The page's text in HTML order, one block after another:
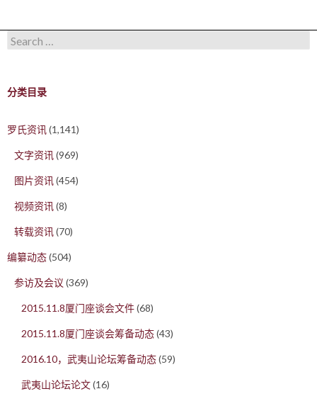
Search for:
分类目录
罗氏资讯(1,141)
文字资讯(969)
图片资讯(454)
视频资讯(8)
转载资讯(70)
编纂动态(504)
参访及会议 (369)
2015.11.8厦门座谈会文件(68)
2015.11.8厦门座谈会筹备动态(43)
2016.10，武夷山论坛筹备动态(59)
武夷山论坛论文(16)